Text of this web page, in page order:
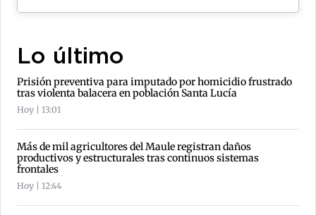
Lo último
Prisión preventiva para imputado por homicidio frustrado
tras violenta balacera en población Santa Lucía
Hoy | 13:01
Más de mil agricultores del Maule registran daños
productivos y estructurales tras continuos sistemas
frontales
Hoy | 12:44